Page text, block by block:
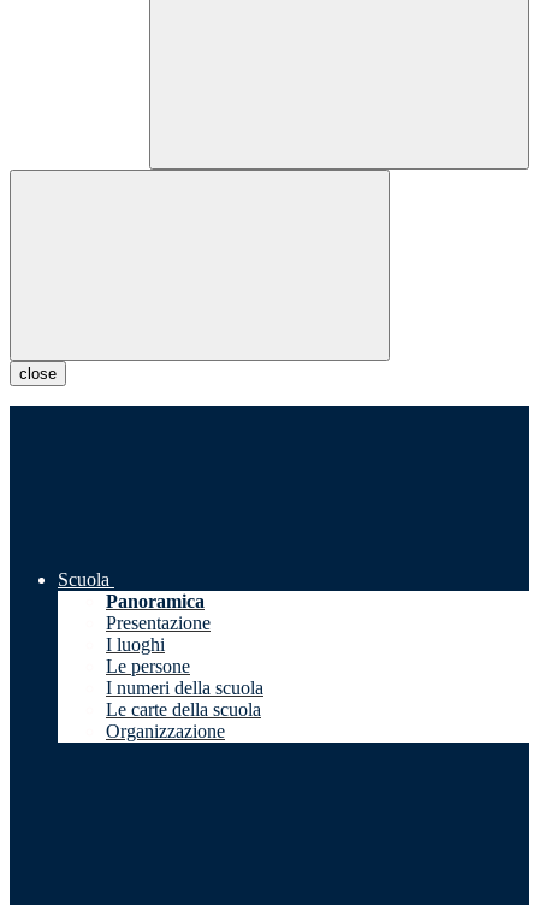
close
Scuola
Panoramica
Presentazione
I luoghi
Le persone
I numeri della scuola
Le carte della scuola
Organizzazione